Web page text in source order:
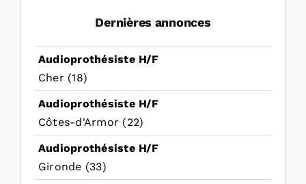
Dernières annonces
Audioprothésiste H/F
Cher (18)
Audioprothésiste H/F
Côtes-d'Armor (22)
Audioprothésiste H/F
Gironde (33)